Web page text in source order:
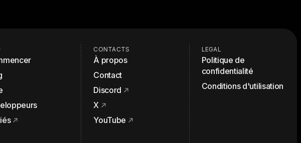
CONTACTS
À propos
Contact
Discord
X
YouTube
LEGAL
Politique de
confidentialité
Conditions d'utilisation